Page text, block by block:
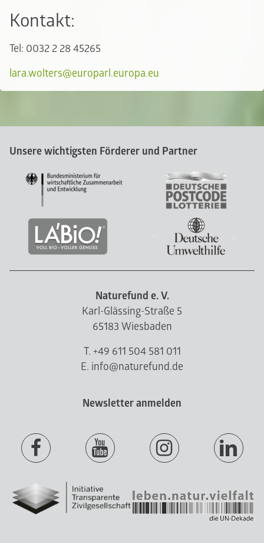
Kontakt:
Tel: 0032 2 28 45265
lara.wolters@europarl.europa.eu
Unsere wichtigsten Förderer und Partner
Naturefund e. V.
Karl-Glässing-Straße 5
65183 Wiesbaden
T. +49 611 504 581 011
E. info@naturefund.de
Newsletter anmelden